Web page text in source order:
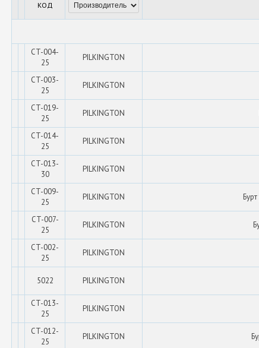
КОД
CT-004-
25
PILKINGTON
CT-003-
25
PILKINGTON
CT-019-
25
PILKINGTON
CT-014-
25
PILKINGTON
CT-013-
30
PILKINGTON
CT-009-
25
PILKINGTON
CT-007-
25
PILKINGTON
CT-002-
25
PILKINGTON
5022 PILKINGTON
CT-013-
25
PILKINGTON
CT-012-
25
PILKINGTON